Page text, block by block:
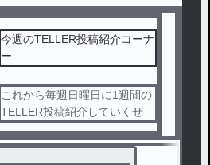
今週のTELLER投稿紹介コーナ
ー
これから毎週日曜日に1週間の
TELLER投稿紹介していくぜ